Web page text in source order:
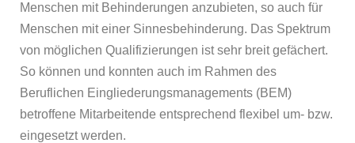
Menschen mit Behinderungen anzubieten, so auch für
Menschen mit einer Sinnesbehinderung. Das Spektrum
von möglichen Qualifizierungen ist sehr breit gefächert.
So können und konnten auch im Rahmen des
Beruflichen Eingliederungsmanagements (BEM)
betroffene Mitarbeitende entsprechend flexibel um- bzw.
eingesetzt werden.